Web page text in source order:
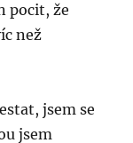
pocit, že
než
jsem se
jsem